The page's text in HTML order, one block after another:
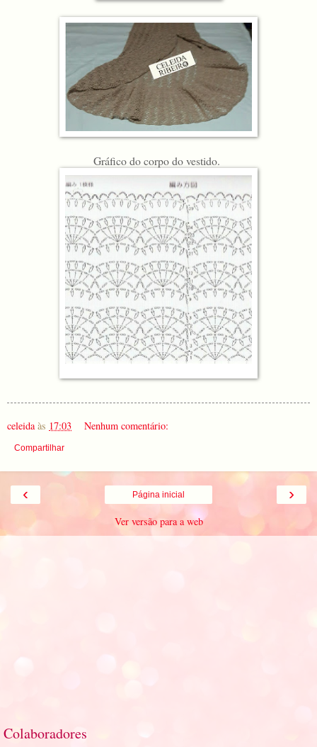
Gráfico do corpo do vestido.
celeida às 17:03 Nenhum comentário:
Compartilhar
‹ ›
Página inicial
Ver versão para a web
Colaboradores